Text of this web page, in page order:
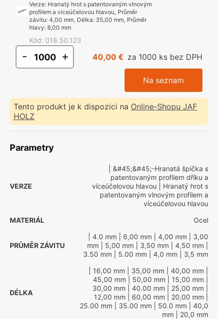
Verze: Hranatý hrot s patentovaným vlnovým
profilem a víceúčelovou hlavou, Průměr
závitu:4,00 mm, Délka: 35,00 mm, Průměr
hlavy:8,00 mm
Kód: 018.50.123
- + 40,00 € za 1000 ks bez DPH
Na seznam
Tento produkt je k dispozici na Online-Shopu JAF
HOLZ
Parametry
VERZE
| &#45;&#45;-Hranatá špička s
patentovaným profilem dříku a
víceúčelovou hlavou | Hranatý hrot s
patentovaným vlnovým profilem a
víceúčelovou hlavou
MATERIÁL
Ocel
PRŮMĚR ZÁVITU
| 4.0 mm | 6,00 mm | 4,00 mm | 3,00
mm | 5,00 mm | 3,50 mm | 4,50 mm
3.50 mm | 5.00 mm | 4,0 mm | 3,5 mm
DÉLKA
| 16,00 mm | 35,00 mm | 40,00 mm
45,00 mm | 50,00 mm | 15,00 mm
30,00 mm | 40.00 mm | 25,00 mm
12,00 mm | 60,00 mm | 20,00 mm
25.00 mm | 35.00 mm | 50.0 mm | 40,0
mm | 20,0 mm